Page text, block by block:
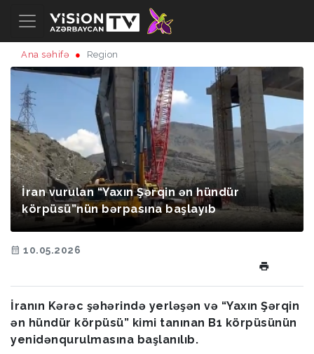
Ana səhifə Region
İran vurulan “Yaxın Şərqin ən hündür
körpüsü”nün bərpasına başlayıb
10.05.2026
İranın Kərəc şəhərində yerləşən və “Yaxın Şərqin
ən hündür körpüsü” kimi tanınan B1 körpüsünün
yenidənqurulmasına başlanılıb.